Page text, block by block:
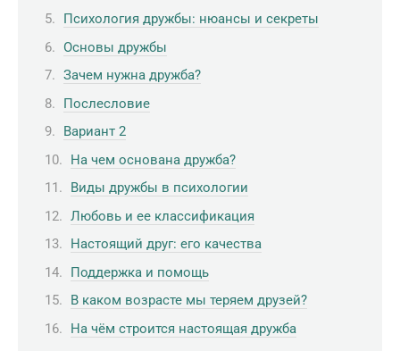
Психология дружбы: нюансы и секреты
Основы дружбы
Зачем нужна дружба?
Послесловие
Вариант 2
На чем основана дружба?
Виды дружбы в психологии
Любовь и ее классификация
Настоящий друг: его качества
Поддержка и помощь
В каком возрасте мы теряем друзей?
На чём строится настоящая дружба